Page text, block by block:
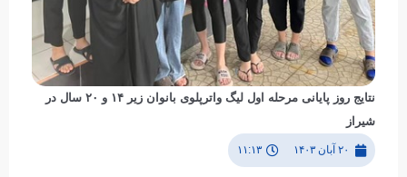
نتایج روز پایانی مرحله اول لیگ واترپلوی بانوان زیر ۱۴ و ۲۰ سال در
شیراز
۲۰ آبان ۱۴۰۳ ۱۱:۱۳